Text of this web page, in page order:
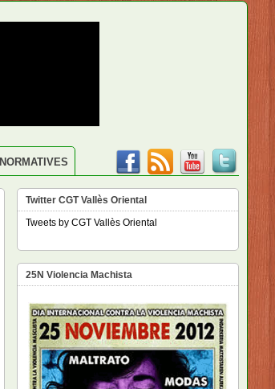
NORMATIVES
Twitter CGT Vallès Oriental
Tweets by CGT Vallès Oriental
25N Violencia Machista